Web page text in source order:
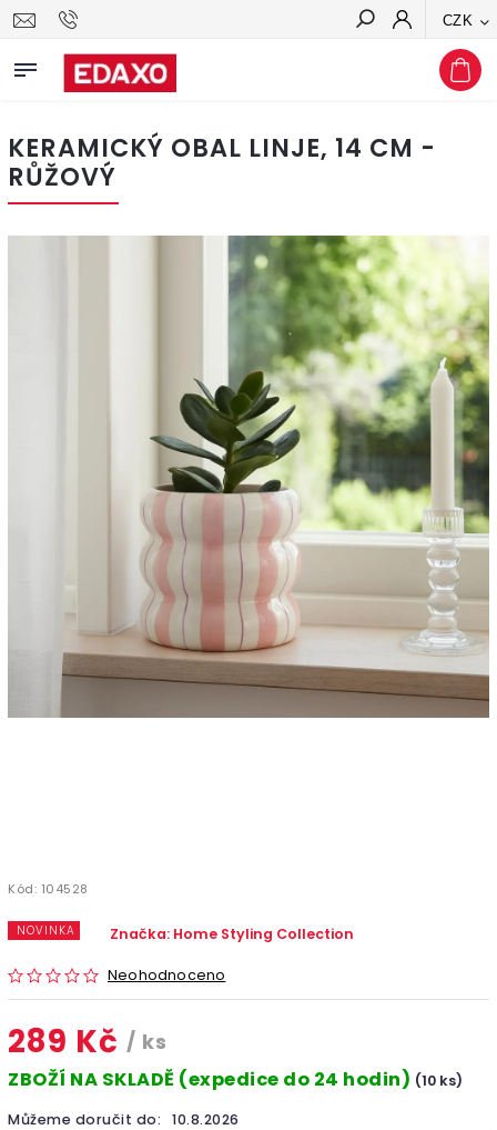
CZK
Hledat
KERAMICKÝ OBAL LINJE, 14 CM -
RŮŽOVÝ
Kód: 104528
NOVINKA
Neohodnoceno
Značka: Home Styling Collection
289 Kč / ks
ZBOŽÍ NA SKLADĚ (expedice do 24 hodin) (10 ks)
Můžeme doručit do: 10.8.2026